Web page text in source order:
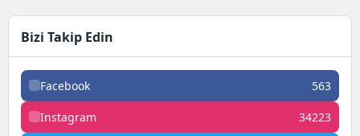
Bizi Takip Edin
Facebook 563
Instagram 34223